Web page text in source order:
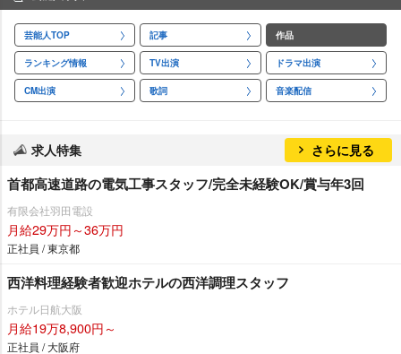
芸能人TOP 記事 作品
ランキング情報 TV出演 ドラマ出演
CM出演 歌詞 音楽配信
求人特集 さらに見る
首都高速道路の電気工事スタッフ/完全未経験OK/賞与年3回
有限会社羽田電設
月給29万円～36万円
正社員 / 東京都
西洋料理経験者歓迎ホテルの西洋調理スタッフ
ホテル日航大阪
月給19万8,900円～
正社員 / 大阪府